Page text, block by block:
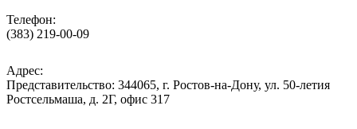
Телефон:
(383) 219-00-09
Адрес:
Представительство: 344065, г. Ростов-на-Дону, ул. 50-летия
Ростсельмаша, д. 2Г, офис 317